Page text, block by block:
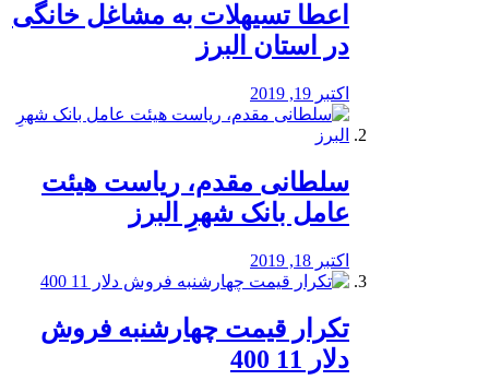
️اعطا تسیهلات به مشاغل خانگی
در استان البرز
اکتبر 19, 2019
سلطانی مقدم، ریاست هیئت
عامل بانک شهرِ البرز
اکتبر 18, 2019
تکرار قیمت چهارشنبه فروش
دلار 11 400